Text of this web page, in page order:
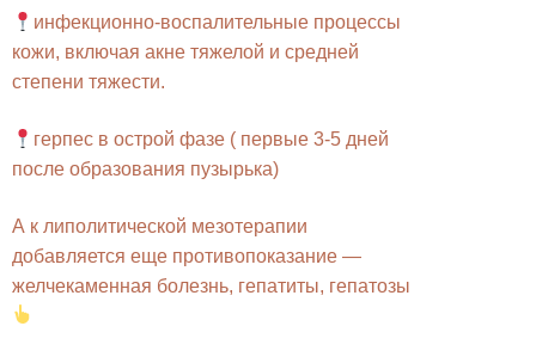
инфекционно-воспалительные процессы
кожи, включая акне тяжелой и средней
степени тяжести.
герпес в острой фазе ( первые 3-5 дней
после образования пузырька)
А к липолитической мезотерапии
добавляется еще противопоказание —
желчекаменная болезнь, гепатиты, гепатозы